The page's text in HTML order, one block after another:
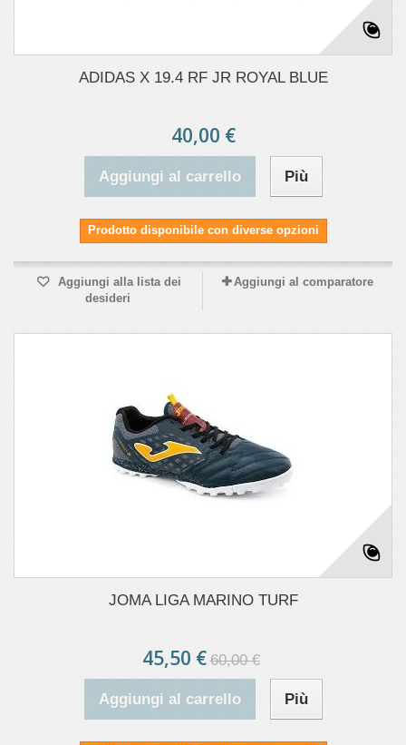
ADIDAS X 19.4 RF JR ROYAL BLUE
40,00 €
Aggiungi al carrello Più
Prodotto disponibile con diverse opzioni
Aggiungi alla lista dei
desideri
Aggiungi al comparatore
JOMA LIGA MARINO TURF
45,50 € 60,00 €
Aggiungi al carrello Più